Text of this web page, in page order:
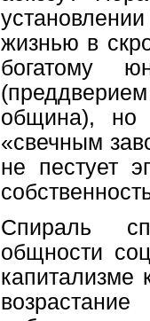
жизнью в
богатому
община),
«свечным
не пестует
Спираль
общности
капитализме